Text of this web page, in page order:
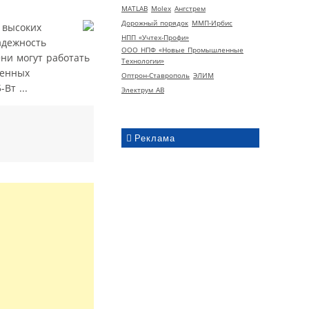
MATLAB Molex Ангстрем
Дорожный порядок ММП-Ирбис
НПП «Учтех-Профи»
ООО НПФ «Новые Промышленные
Технологии»
Оптрон-Ставрополь ЭЛИМ
Электрум АВ
Реклама
могут работать
Вт ...